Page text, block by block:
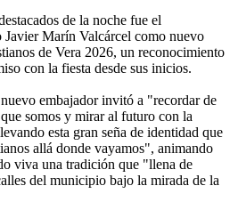
de la noche fue el
Javier Marín Valcárcel como nuevo
de Vera 2026, un reconocimiento
con la fiesta desde sus inicios.
embajador invitó a "recordar de
somos y mirar al futuro con la
esta gran seña de identidad que
allá donde vayamos", animando
viva una tradición que "llena de
del municipio bajo la mirada de la